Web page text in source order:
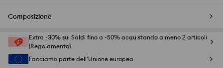
Composizione
Extra -30% sui Saldi fino a -50% acquistando almeno 2 articoli
(Regolamento)
Facciamo parte dell'Unione europea